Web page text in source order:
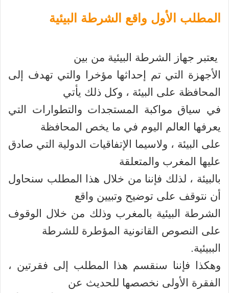
المطلب الأول واقع الشرطة البيئية
يعتبر جهاز الشرطة البيئية من بين
الأجهزة التي تم إحداثها مؤخرا والتي تهدف إلى
المحافظة على البيئة ، وكل ذلك يأتي
في سياق مواكبة المستجدات والتطوارات التي
يعرفها العالم اليوم في ما يخص المحافظة
على البيئة ، ولاسيما الإتفاقيات الدولية التي صادق
عليها المغرب والمتعلقة
بالبيئة ، لذلك فإننا من خلال هذا المطلب سنحاول
أن نتوقف على توضيح وتبيين واقع
الشرطة البيئية بالمغرب وذلك من خلال الوقوف
على النصوص القانونية المؤطرة للشرطة
الببيئية.
وهكذا فإننا سنقسم هذا المطلب إلى فقرتين ،
الفقرة الأولى نخصصها للحديث عن